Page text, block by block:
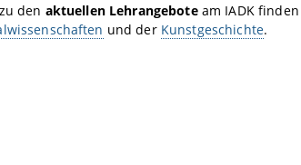
den aktuellen Lehrangeboteam IADK
und der Kunstgeschichte.